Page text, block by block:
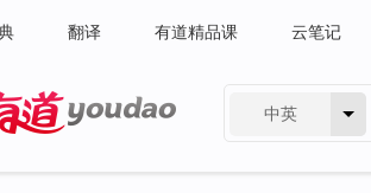
翻译 有道精品课 云笔记
中英